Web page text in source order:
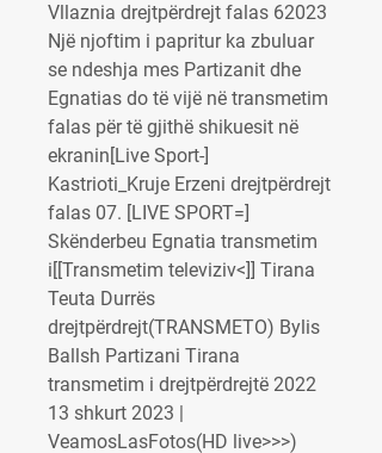
Vllaznia drejtpërdrejt falas 62023
Një njoftim i papritur ka zbuluar
se ndeshja mes Partizanit dhe
Egnatias do të vijë në transmetim
falas për të gjithë shikuesit në
ekranin[Live Sport-]
Kastrioti_Kruje Erzeni drejtpërdrejt
falas 07. [LIVE SPORT=]
Skënderbeu Egnatia transmetim
i[[Transmetim televiziv<]] Tirana
Teuta Durrës
drejtpërdrejt(TRANSMETO) Bylis
Ballsh Partizani Tirana
transmetim i drejtpërdrejtë 2022
13 shkurt 2023 |
VeamosLasFotos(HD live>>>)